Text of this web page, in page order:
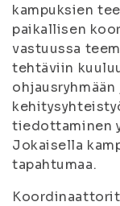
kampuksien
paikallisen
vastuussa
tehtäviin
tiedottaminen
Jokaisella
tapahtumaa.